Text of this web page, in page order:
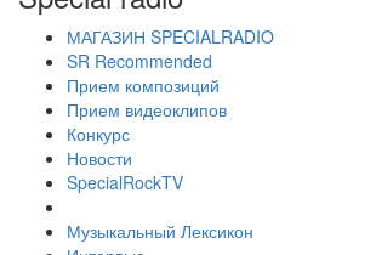
МАГАЗИН SPECIALRADIO
SR Recommended
Прием композиций
Прием видеоклипов
Конкурс
Новости
SpecialRockTV
Музыкальный Лексикон